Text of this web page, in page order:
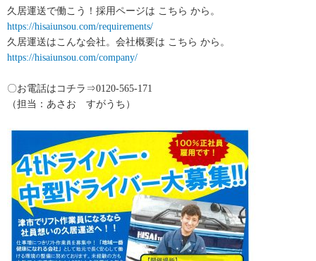
久居運送で働こう！採用ページは こちら から。
https://hisaiunsou.com/requirements/
久居運送はこんな会社。会社概要は こちら から。
https://hisaiunsou.com/company/
〇お電話はコチラ⇒0120-565-171
（担当：あさお すがうち）